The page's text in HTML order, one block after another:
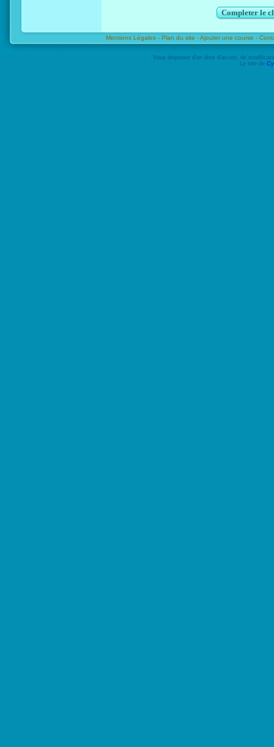
Completer le
Mentions Légales - Plan du site -Ajouter une course -
Vous disposez d'un droit d'accès, de
Le site de